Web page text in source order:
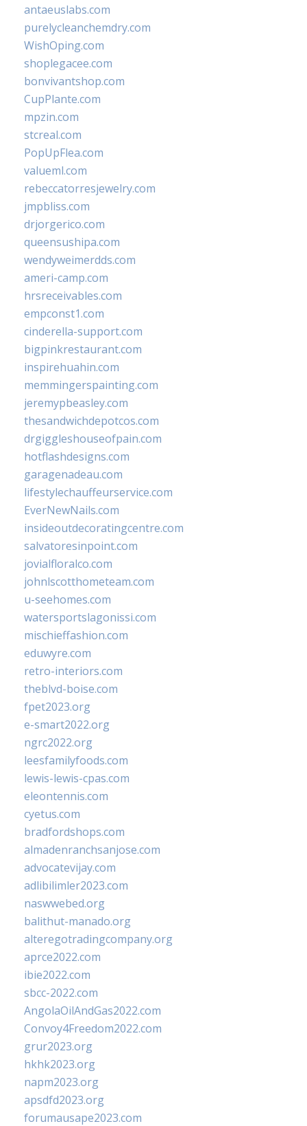
antaeuslabs.com
purelycleanchemdry.com
WishOping.com
shoplegacee.com
bonvivantshop.com
CupPlante.com
mpzin.com
stcreal.com
PopUpFlea.com
valueml.com
rebeccatorresjewelry.com
jmpbliss.com
drjorgerico.com
queensushipa.com
wendyweimerdds.com
ameri-camp.com
hrsreceivables.com
empconst1.com
cinderella-support.com
bigpinkrestaurant.com
inspirehuahin.com
memmingerspainting.com
jeremypbeasley.com
thesandwichdepotcos.com
drgiggleshouseofpain.com
hotflashdesigns.com
garagenadeau.com
lifestylechauffeurservice.com
EverNewNails.com
insideoutdecoratingcentre.com
salvatoresinpoint.com
jovialfloralco.com
johnlscotthometeam.com
u-seehomes.com
watersportslagonissi.com
mischieffashion.com
eduwyre.com
retro-interiors.com
theblvd-boise.com
fpet2023.org
e-smart2022.org
ngrc2022.org
leesfamilyfoods.com
lewis-lewis-cpas.com
eleontennis.com
cyetus.com
bradfordshops.com
almadenranchsanjose.com
advocatevijay.com
adlibilimler2023.com
naswwebed.org
balithut-manado.org
alteregotradingcompany.org
aprce2022.com
ibie2022.com
sbcc-2022.com
AngolaOilAndGas2022.com
Convoy4Freedom2022.com
grur2023.org
hkhk2023.org
napm2023.org
apsdfd2023.org
forumausape2023.com